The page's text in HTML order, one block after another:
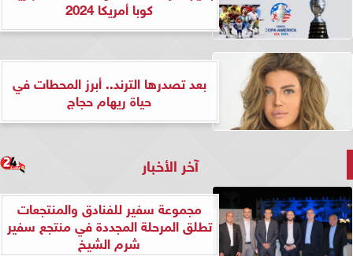
كوبا أمريكا 2024
بعد تصدرها الترند.. أبرز المحطات في
حياة ريهام حجاج
آخر الأخبار
مجموعة سفير للفنادق والمنتجعات
تطلق المرحلة المجددة في منتجع سفير
شرم الشيخ